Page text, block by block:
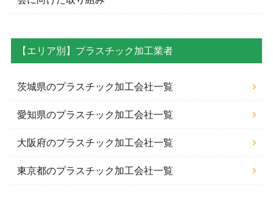
【エリア別】プラスチック加工業者
茨城県のプラスチック加工会社一覧
愛知県のプラスチック加工会社一覧
大阪府のプラスチック加工会社一覧
東京都のプラスチック加工会社一覧